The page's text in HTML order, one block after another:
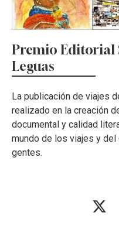
Premio Editorial
Leguas
La publicación de viajes
realizado en la creación
documental y calidad
mundo de los viajes y
gentes.